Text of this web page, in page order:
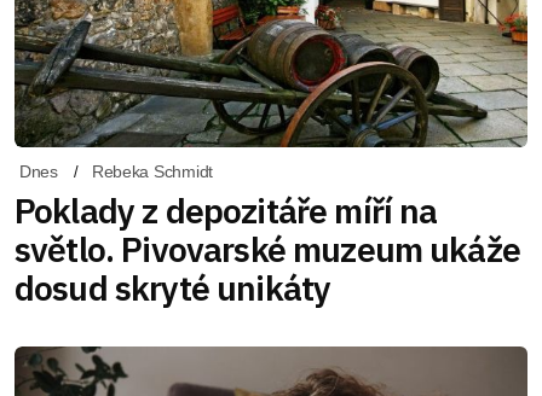
Dnes Rebeka Schmidt
Poklady z depozitáře míří na
světlo. Pivovarské muzeum ukáže
dosud skryté unikáty